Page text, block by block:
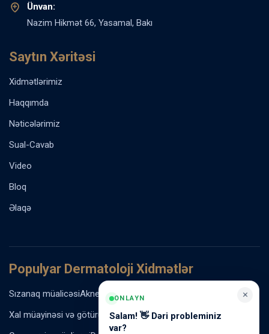
×
ONLAYN
Salam! 👋 Dəri probleminiz
var?
Ünvan:
Nazim Hikmət 66, Yasamal, Bakı
Saytın Xəritəsi
Xidmətlərimiz
Haqqımda
Nəticələrimiz
Sual-Cavab
Video
Bloq
Əlaqə
Populyar Dermatoloji Xidmətlər
Sızanaq müalicəsiAkne vulgaris müalicəsi
Rozasea müalicəsi
Xal müayinəsi və götürülməsiZiyil və papilloma müalicəsi